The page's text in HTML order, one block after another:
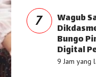
7 Wagub
Bungo
Digital
9 Jam yang